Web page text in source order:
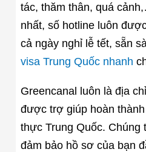
tác, thăm thân, quá
nhất, số hotline luôn
cả ngày nghỉ lễ tết, sẵn
visa Trung Quốc nhanh
Greencanal luôn là địa
được trợ giúp hoàn
thực Trung Quốc. Chúng
đảm bảo hồ sơ của bạn